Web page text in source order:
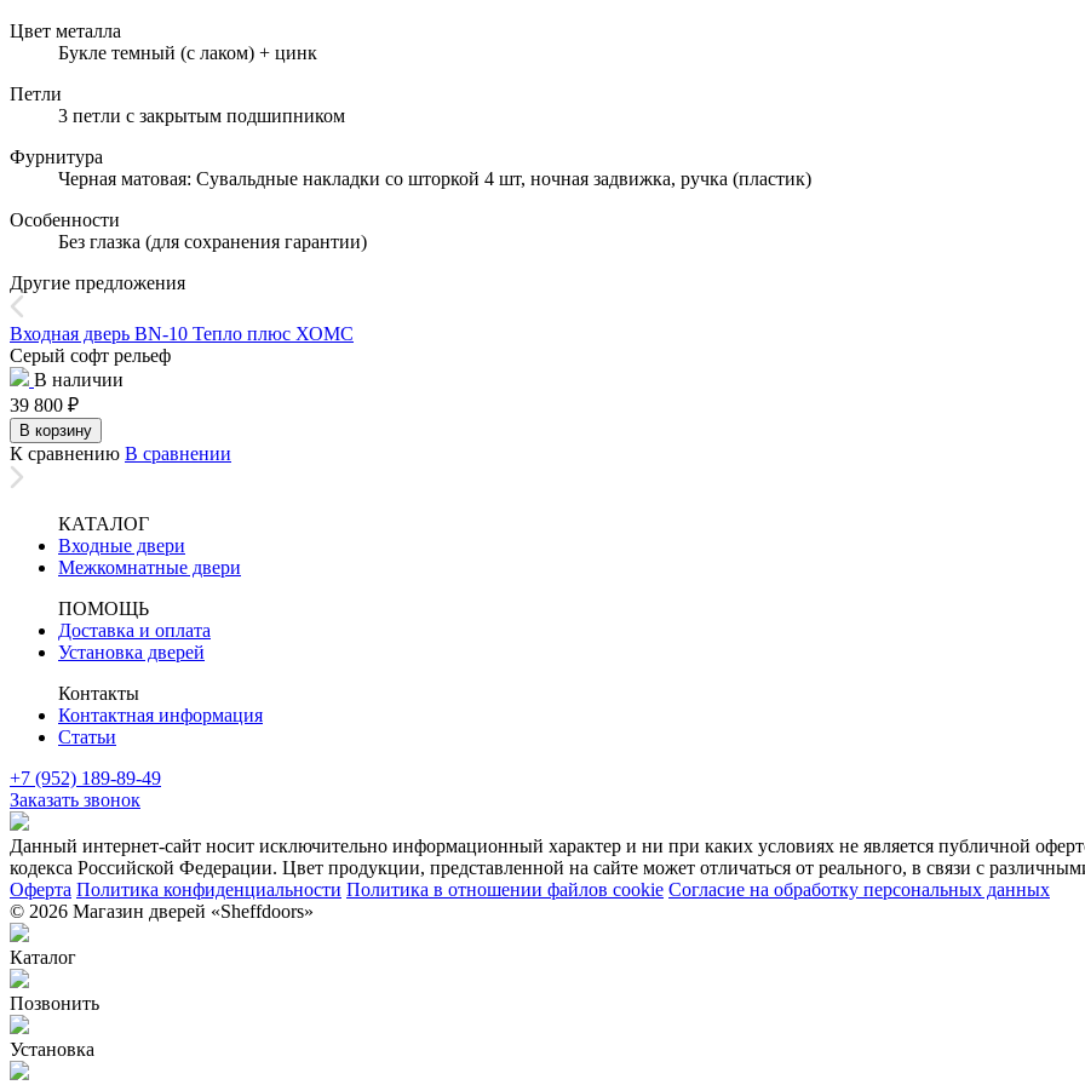
Цвет металла
Букле темный (с лаком) + цинк
Петли
3 петли с закрытым подшипником
Фурнитура
Черная матовая: Сувальдные накладки со шторкой 4 шт, ночная задвижка, ручка (пластик)
Особенности
Без глазка (для сохранения гарантии)
Другие предложения
Входная дверь BN-10 Тепло плюс ХОМС
Серый софт рельеф
В наличии
39 800 ₽
В корзину
К сравнению В сравнении
КАТАЛОГ
Входные двери
Межкомнатные двери
ПОМОЩЬ
Доставка и оплата
Установка дверей
Контакты
Контактная информация
Статьи
+7 (952) 189-89-49
Заказать звонок
Данный интернет-сайт носит исключительно информационный характер и ни при каких условиях не является публичной
кодекса Российской Федерации. Цвет продукции, представленной на сайте может отличаться от реального, в связи с
Оферта Политика конфиденциальности Политика в отношении файлов cookie Согласие на обработку персональных данных
© 2026 Магазин дверей «Sheffdoors»
Каталог
Позвонить
Установка